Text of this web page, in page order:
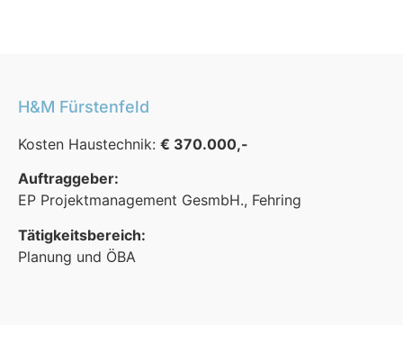
H&M Fürstenfeld
Kosten Haustechnik: € 370.000,-
Auftraggeber:
EP Projektmanagement GesmbH., Fehring
Tätigkeitsbereich:
Planung und ÖBA